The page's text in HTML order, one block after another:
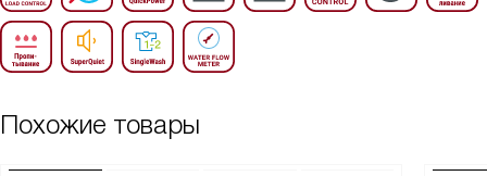
Похожие товары